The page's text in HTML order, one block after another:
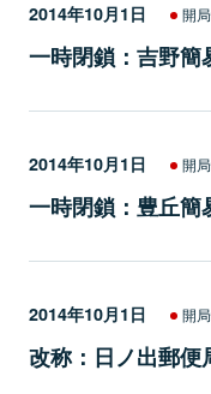
2014年10月1日 開
一時閉鎖：吉野簡
2014年10月1日 開
一時閉鎖：豊丘簡
2014年10月1日 開
改称：日ノ出郵便